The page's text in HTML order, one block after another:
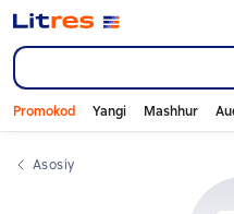
Promokod Yangi Mashhur
Asosiy
Слайдер с книгами
Слайдер с книгами